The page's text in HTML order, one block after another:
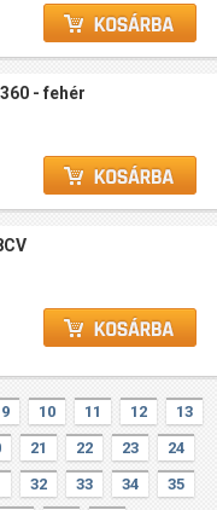
- fehér
9 10 11 12
13
21 22 23
24
32 33 34
35